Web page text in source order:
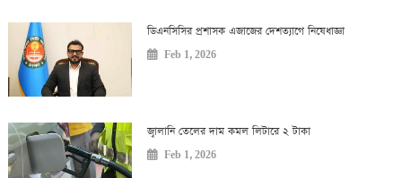
ডিএনসিসির প্রশাসক এজাজের দেশত্যাগে নিষেধাজ্ঞা
Feb 1, 2026
জ্বালানি তেলের দাম কমল লিটারে ২ টাকা
Feb 1, 2026